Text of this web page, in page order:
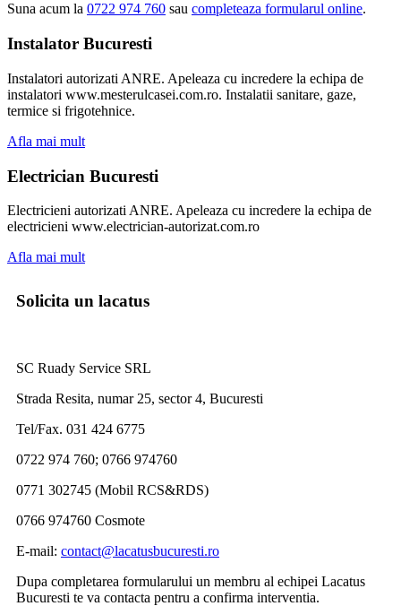
Suna acum la 0722 974 760 sau completeaza formularul online.
Instalator Bucuresti
Instalatori autorizati ANRE. Apeleaza cu incredere la echipa de
instalatori www.mesterulcasei.com.ro. Instalatii sanitare, gaze,
termice si frigotehnice.
Afla mai mult
Electrician Bucuresti
Electricieni autorizati ANRE. Apeleaza cu incredere la echipa de
electricieni www.electrician-autorizat.com.ro
Afla mai mult
Solicita un lacatus
SC Ruady Service SRL
Strada Resita, numar 25, sector 4, Bucuresti
Tel/Fax. 031 424 6775
0722 974 760; 0766 974760
0771 302745 (Mobil RCS&RDS)
0766 974760 Cosmote
E-mail: contact@lacatusbucuresti.ro
Dupa completarea formularului un membru al echipei Lacatus
Bucuresti te va contacta pentru a confirma interventia.